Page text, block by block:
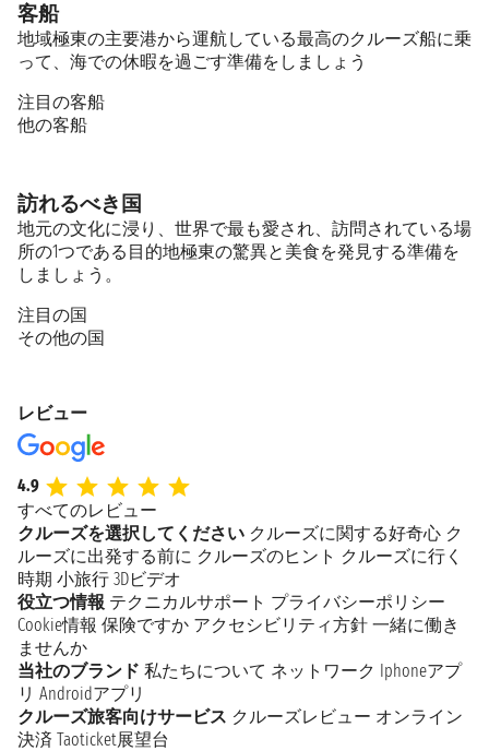
客船
地域極東の主要港から運航している最高のクルーズ船に乗
って、海での休暇を過ごす準備をしましょう
注目の客船
他の客船
訪れるべき国
地元の文化に浸り、世界で最も愛され、訪問されている場
所の1つである目的地極東の驚異と美食を発見する準備を
しましょう。
注目の国
その他の国
レビュー
4.9
すべてのレビュー
クルーズを選択してください クルーズに関する好奇心 ク
ルーズに出発する前に クルーズのヒント クルーズに行く
時期 小旅行 3Dビデオ
役立つ情報 テクニカルサポート プライバシーポリシー
Cookie情報 保険ですか アクセシビリティ方針 一緒に働き
ませんか
当社のブランド 私たちについて ネットワーク Iphoneアプ
リ Androidアプリ
クルーズ旅客向けサービス クルーズレビュー オンライン
決済 Taoticket展望台